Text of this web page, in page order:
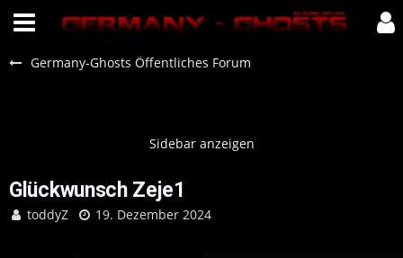
Germany-Ghosts Öffentliches Forum
Glückwunsch Zeje1
toddyZ 19. Dezember 2024